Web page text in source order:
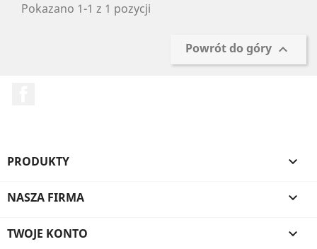
Pokazano 1-1 z 1 pozycji
Powrót do góry 
PRODUKTY 
NASZA FIRMA 
TWOJE KONTO 